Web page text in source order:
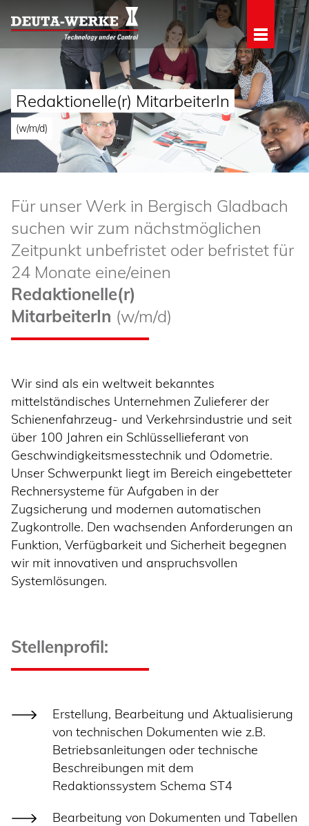
Redaktionelle(r) MitarbeiterIn
(w/m/d)
Für unser Werk in Bergisch Gladbach
suchen wir zum nächstmöglichen
Zeitpunkt unbefristet oder befristet für
24 Monate eine/einen
Redaktionelle(r)
MitarbeiterIn (w/m/d)
Wir sind als ein weltweit bekanntes
mittelständisches Unternehmen Zulieferer der
Schienenfahrzeug- und Verkehrsindustrie und seit
über 100 Jahren ein Schlüssellieferant von
Geschwindigkeitsmesstechnik und Odometrie.
Unser Schwerpunkt liegt im Bereich eingebetteter
Rechnersysteme für Aufgaben in der
Zugsicherung und modernen automatischen
Zugkontrolle. Den wachsenden Anforderungen an
Funktion, Verfügbarkeit und Sicherheit begegnen
wir mit innovativen und anspruchsvollen
Systemlösungen.
Stellenprofil:
Erstellung, Bearbeitung und Aktualisierung
von technischen Dokumenten wie z.B.
Betriebsanleitungen oder technische
Beschreibungen mit dem
Redaktionssystem Schema ST4
Bearbeitung von Dokumenten und Tabellen